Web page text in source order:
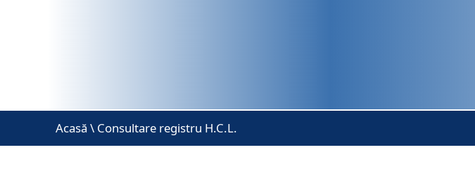
Acasă \ Consultare registru H.C.L.